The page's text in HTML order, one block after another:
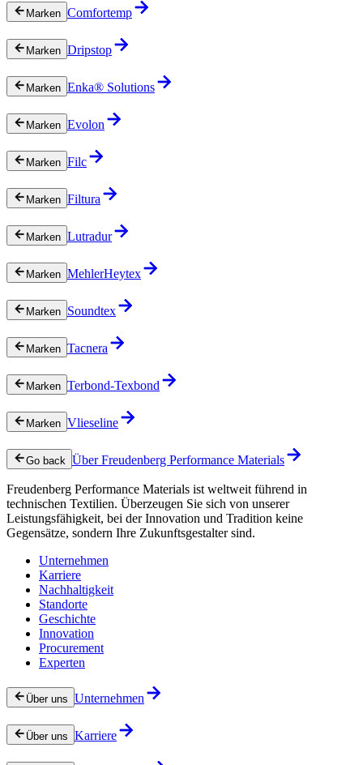
Marken Comfortemp
Marken Dripstop
Marken Enka® Solutions
Marken Evolon
Marken Filc
Marken Filtura
Marken Lutradur
Marken MehlerHeytex
Marken Soundtex
Marken Tacnera
Marken Terbond-Texbond
Marken Vlieseline
Go back Über Freudenberg Performance Materials
Freudenberg Performance Materials ist weltweit führend in
technischen Textilien. Überzeugen Sie sich von unserer
Leistungsfähigkeit, bei der Innovation und Tradition keine
Gegensätze, sondern Ihre Zukunftsgestalter sind.
Unternehmen
Karriere
Nachhaltigkeit
Standorte
Geschichte
Innovation
Procurement
Experten
Über uns Unternehmen
Über uns Karriere